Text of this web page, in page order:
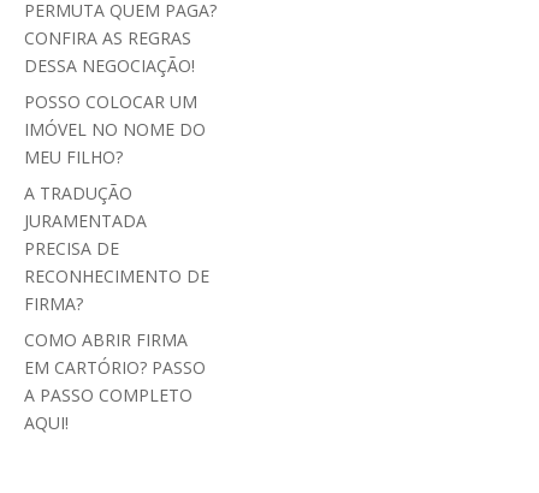
PERMUTA QUEM PAGA?
CONFIRA AS REGRAS
DESSA NEGOCIAÇÃO!
POSSO COLOCAR UM
IMÓVEL NO NOME DO
MEU FILHO?
A TRADUÇÃO
JURAMENTADA
PRECISA DE
RECONHECIMENTO DE
FIRMA?
COMO ABRIR FIRMA
EM CARTÓRIO? PASSO
A PASSO COMPLETO
AQUI!